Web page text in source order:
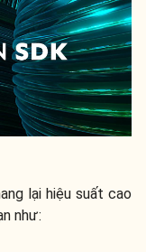
lại hiệu suất cao
như: